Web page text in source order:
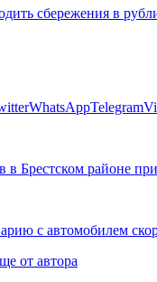
сбережения в
WhatsAppTelegram
в Брестском районе
с автомобилем
от автора